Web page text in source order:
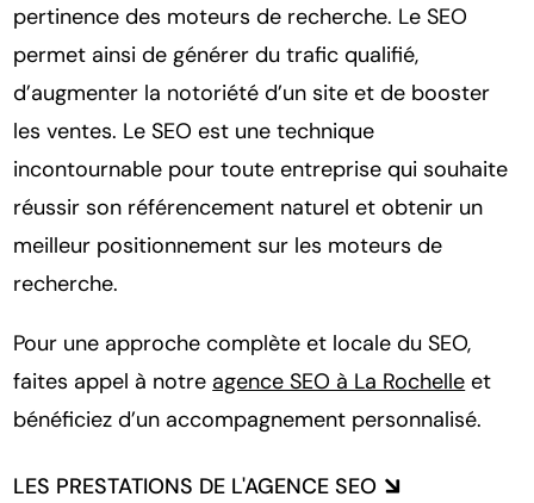
pertinence des moteurs de recherche. Le SEO
permet ainsi de générer du trafic qualifié,
d’augmenter la notoriété d’un site et de booster
les ventes. Le SEO est une technique
incontournable pour toute entreprise qui souhaite
réussir son référencement naturel et obtenir un
meilleur positionnement sur les moteurs de
recherche.
Pour une approche complète et locale du SEO,
faites appel à notre agence SEO à La Rochelle et
bénéficiez d’un accompagnement personnalisé.
LES PRESTATIONS DE L'AGENCE SEO